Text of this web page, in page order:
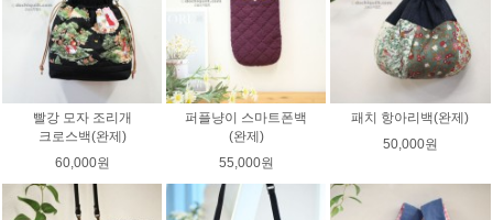
빨강 모자 조리개
크로스백(완제)
60,000원
퍼플냥이 스마트폰백
(완제)
55,000원
패치 항아리백(완제)
50,000원